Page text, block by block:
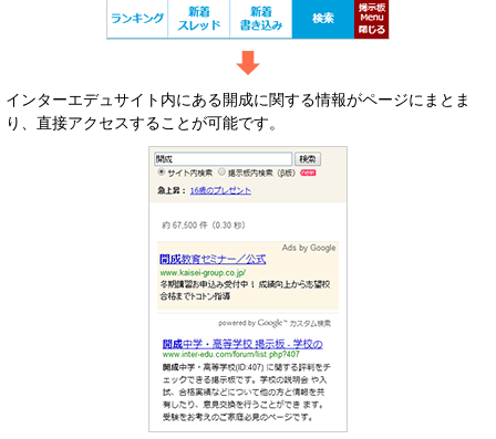
インターエデュサイト内にある開成に関する情報がページにまとま
り、直接アクセスすることが可能です。